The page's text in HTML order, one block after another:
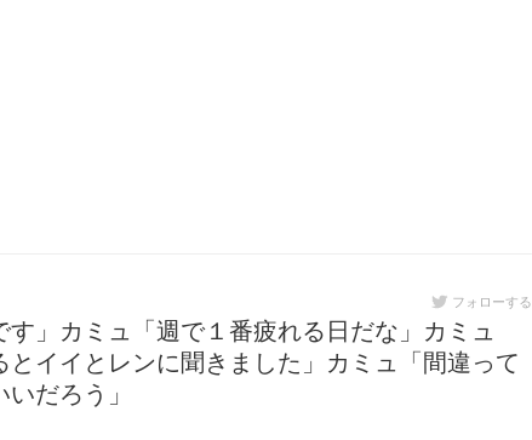
フォローする
」カミュ「週で１番疲れる日だな」カミュ
とイイとレンに聞きました」カミュ「間違って
だろう」